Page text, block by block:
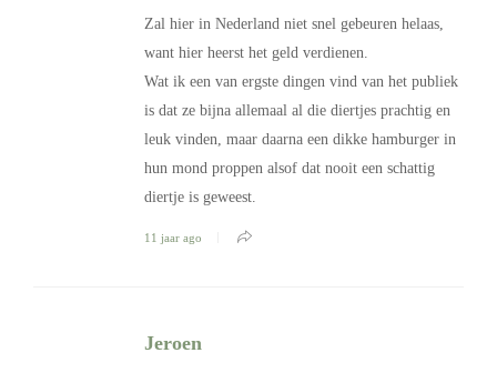
Zal hier in Nederland niet snel gebeuren helaas,
want hier heerst het geld verdienen.
Wat ik een van ergste dingen vind van het publiek
is dat ze bijna allemaal al die diertjes prachtig en
leuk vinden, maar daarna een dikke hamburger in
hun mond proppen alsof dat nooit een schattig
diertje is geweest.
11 jaar ago
Jeroen